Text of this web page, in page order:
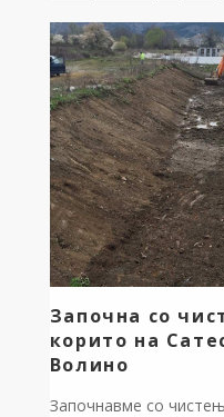
за заштитено
природа. Јавната
07 Април 2026
13:15 часот во сала
Започна со
корито на
Волино
Започнавме со